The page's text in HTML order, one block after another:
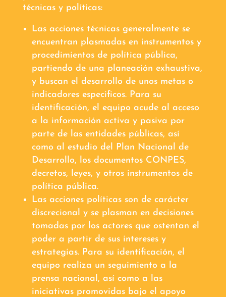
técnicas y políticas:
Las acciones técnicas generalmente se
encuentran plasmadas en instrumentos y
procedimientos de política pública,
partiendo de una planeación exhaustiva,
y buscan el desarrollo de unos metas o
indicadores especificos. Para su
identificación, el equipo acude al acceso
a la información activa y pasiva por
parte de las entidades públicas, así
como al estudio del Plan Nacional de
Desarrollo, los documentos CONPES,
decretos, leyes, y otros instrumentos de
política pública.
Las acciones políticas son de carácter
discrecional y se plasman en decisiones
tomadas por los actores que ostentan el
poder a partir de sus intereses y
estrategias. Para su identificación, el
equipo realiza un seguimiento a la
prensa nacional, así como a las
iniciativas promovidas bajo el apoyo